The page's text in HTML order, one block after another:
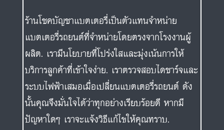
ร้านโชคบัญชาแบตเตอรี่เป็นตัวแทนจำหน่าย
แบตเตอรี่รถยนต์ที่จำหน่ายโดยตรงจากโรงงานผู้
ผลิต. เรามีนโยบายที่โปร่งใสและมุ่งเน้นการให้
บริการลูกค้าที่เข้าใจง่าย. เราตรวจสอบไดชาร์จและ
ระบบไฟฟ้าเสมอเมื่อเปลี่ยนแบตเตอรี่รถยนต์ ดัง
นั้นคุณจึงมั่นใจได้ว่าทุกอย่างเรียบร้อยดี หากมี
ปัญหาใดๆ เราจะแจ้งวิธีแก้ไขให้คุณทราบ.